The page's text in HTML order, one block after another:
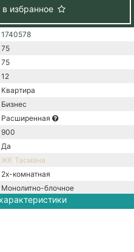
избранное
1740578
75
75
12
Квартира
Бизнес
Расширенная
900
Да
ЖК Тасмана
2х-комнатная
Монолитно-блочное
На море